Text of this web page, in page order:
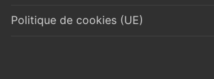
Politique de cookies (UE)